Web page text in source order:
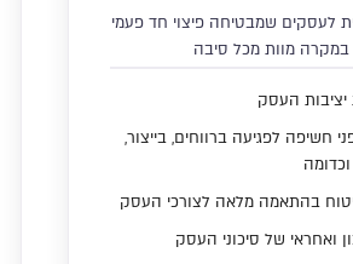
לעסקים שמבטיחה פיצוי חד פעמי
במקרה מוות מכל סיבה
העסק
חשיפה לפגיעה ברווחים, בייצור,
בהתאמה מלאה לצורכי העסק
ואחראי של סיכוני העסק